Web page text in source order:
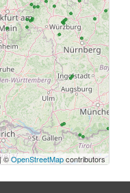
©OpenStreetMapcontributors